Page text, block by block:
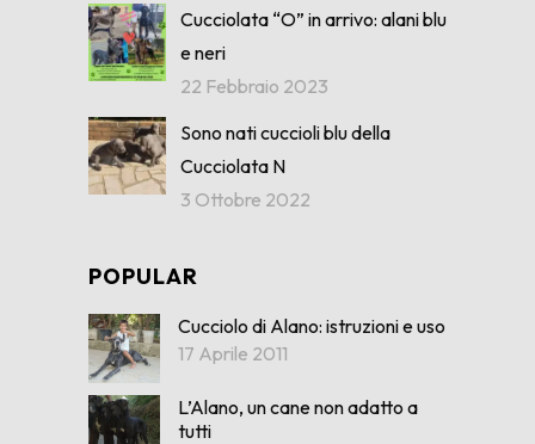
Cucciolata “O” in arrivo: alani blu
e neri
22 Febbraio 2023
Sono nati cuccioli blu della
Cucciolata N
3 Ottobre 2022
POPULAR
Cucciolo di Alano: istruzioni e uso
17 Aprile 2011
L’Alano, un cane non adatto a
tutti